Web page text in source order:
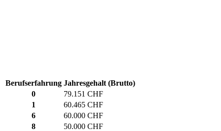
Berufserfahrung Jahresgehalt (Brutto)
0
79.151 CHF
1
60.465 CHF
6
60.000 CHF
8
50.000 CHF